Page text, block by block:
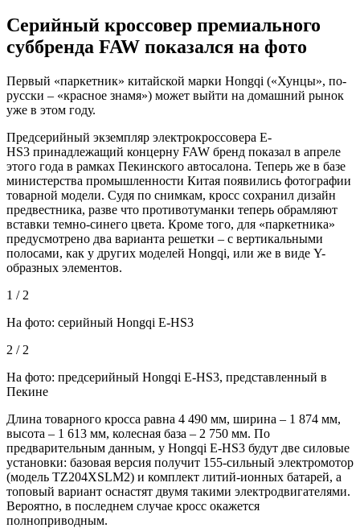
Серийный кроссовер премиального
суббренда FAW показался на фото
Первый «паркетник» китайской марки Hongqi («Хунцы», по-
русски – «красное знамя») может выйти на домашний рынок
уже в этом году.
Предсерийный экземпляр электрокроссовера E-
HS3 принадлежащий концерну FAW бренд показал в апреле
этого года в рамках Пекинского автосалона. Теперь же в базе
министерства промышленности Китая появились фотографии
товарной модели. Судя по снимкам, кросс сохранил дизайн
предвестника, разве что противотуманки теперь обрамляют
вставки темно-синего цвета. Кроме того, для «паркетника»
предусмотрено два варианта решетки – с вертикальными
полосами, как у других моделей Hongqi, или же в виде Y-
образных элементов.
1 / 2
На фото: серийный Hongqi E-HS3
2 / 2
На фото: предсерийный Hongqi E-HS3, представленный в
Пекине
Длина товарного кросса равна 4 490 мм, ширина – 1 874 мм,
высота – 1 613 мм, колесная база – 2 750 мм. По
предварительным данным, у Hongqi E-HS3 будут две силовые
установки: базовая версия получит 155-сильный электромотор
(модель TZ204XSLM2) и комплект литий-ионных батарей, а
топовый вариант оснастят двумя такими электродвигателями.
Вероятно, в последнем случае кросс окажется
полноприводным.